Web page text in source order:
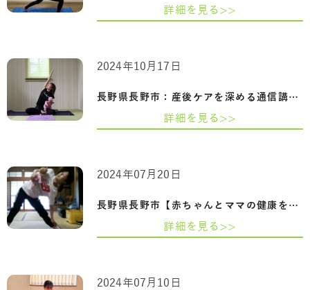
詳細を見る>>
長野県長野市：産後ケアを深める通信講座…
2024年10月17日
詳細を見る>>
長野県長野市【赤ちゃんとママの健康を守…
2024年07月20日
詳細を見る>>
2024年07月10日